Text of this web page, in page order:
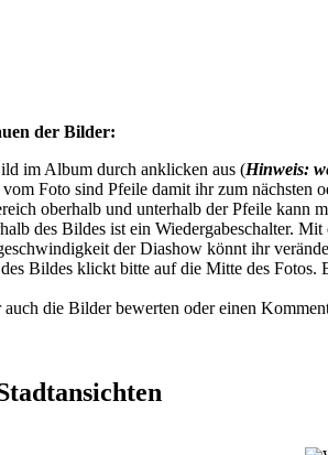
der Bilder:
im Album durch anklicken aus (Hinweis:
Foto sind Pfeile damit ihr zum nächsten
oberhalb und unterhalb der Pfeile kann
des Bildes ist ein Wiedergabeschalter.
der Diashow könnt ihr
Bildes klickt bitte auf die Mitte des
die Bilder bewerten oder einen